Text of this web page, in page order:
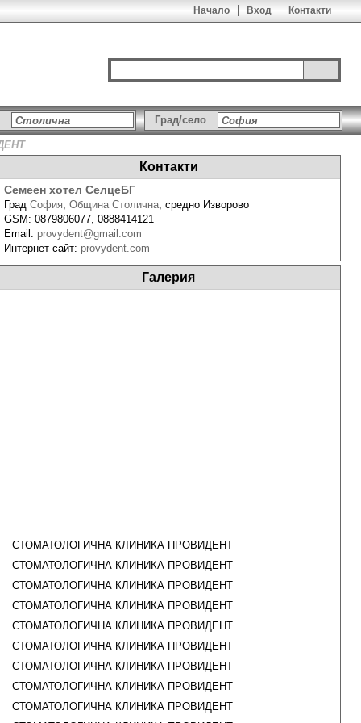
Начало Вход Контакти
Град/село
Контакти
Семеен хотел СелцеБГ
Град София, Община Столична, средно Изворово
GSM: 0879806077, 0888414121
Email: provydent@gmail.com
Интернет сайт: provydent.com
Галерия
СТОМАТОЛОГИЧНА КЛИНИКА ПРОВИДЕНТ
СТОМАТОЛОГИЧНА КЛИНИКА ПРОВИДЕНТ
СТОМАТОЛОГИЧНА КЛИНИКА ПРОВИДЕНТ
СТОМАТОЛОГИЧНА КЛИНИКА ПРОВИДЕНТ
СТОМАТОЛОГИЧНА КЛИНИКА ПРОВИДЕНТ
СТОМАТОЛОГИЧНА КЛИНИКА ПРОВИДЕНТ
СТОМАТОЛОГИЧНА КЛИНИКА ПРОВИДЕНТ
СТОМАТОЛОГИЧНА КЛИНИКА ПРОВИДЕНТ
СТОМАТОЛОГИЧНА КЛИНИКА ПРОВИДЕНТ